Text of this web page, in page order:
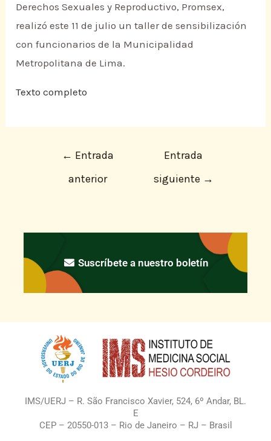
Derechos Sexuales y Reproductivo, Promsex,
realizó este 11 de julio un taller de sensibilización
con funcionarios de la Municipalidad
Metropolitana de Lima.
Texto completo
← Entrada
anterior
Entrada
siguiente →
Suscríbete a nuestro boletín
IMS/UERJ – R. São Francisco Xavier, 524, 6º Andar, BL.
E
CEP – 20550-013 – Rio de Janeiro – RJ – Brasil